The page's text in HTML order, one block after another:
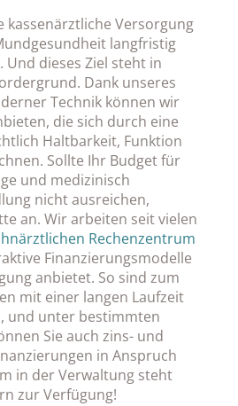
kassenärztliche Versorgung
langfristig
dieses Ziel steht in
Dank unseres
Technik können wir
die sich durch eine
Haltbarkeit, Funktion
Sollte Ihr Budget für
und medizinisch
nicht ausreichen,
an. Wir arbeiten seit vielen
Rechenzentrum
Finanzierungsmodelle
anbietet. So sind zum
mit einer langen Laufzeit
und unter bestimmten
Sie auch zins- und
in Anspruch
in der Verwaltung steht
zur Verfügung!